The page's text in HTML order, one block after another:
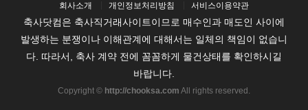
회사소개 개인정보처리방침 서비스이용약관
축사닷컴은 축사직거래사이트이므로 매수인과 매도인 사이에
발생하는 분쟁이나 이해관계에 대해서는 일체의 책임이 없습니
다. 따라서, 축사 계약 전에 꼼꼼하게 물건상태를 확인하시길
바랍니다.
Copyright © http://chooksa.com All rights reserved.